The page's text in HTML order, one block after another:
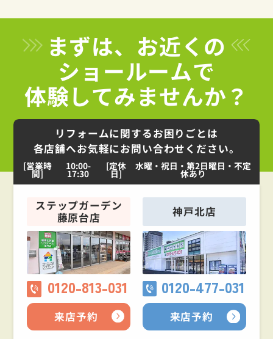
まずは、お近くの
ショールームで
体験してみませんか？
リフォームに関するお困りごとは
各店舗へお気軽にお問い合わせください。
[営業時
間]
10:00-
17:30
[定休
日]
水曜・祝日・第2日曜日・不定
休あり
ステップガーデン
藤原台店
0120-813-031
来店予約
神戸北店
0120-477-031
来店予約